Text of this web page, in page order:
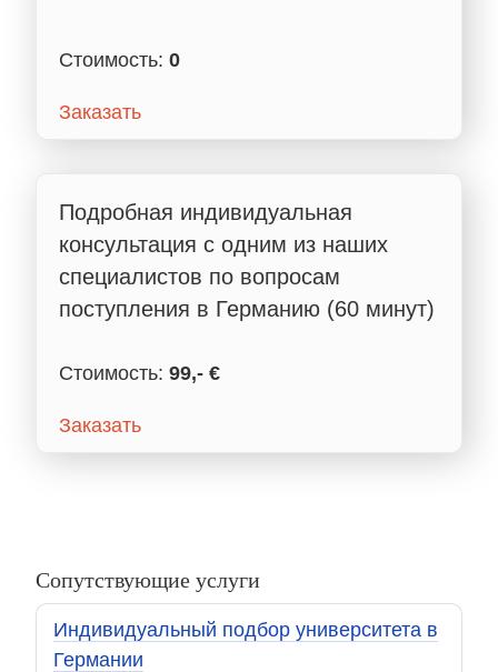
Стоимость: 0
Заказать
Подробная индивидуальная
консультация с одним из наших
специалистов по вопросам
поступления в Германию (60 минут)
Стоимость: 99,- €
Заказать
Сопутствующие услуги
Индивидуальный подбор университета в
Германии